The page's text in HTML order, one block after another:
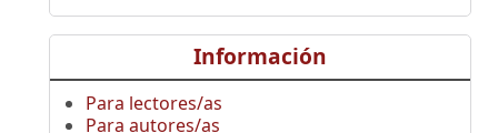
Información
Para lectores/as
Para autores/as